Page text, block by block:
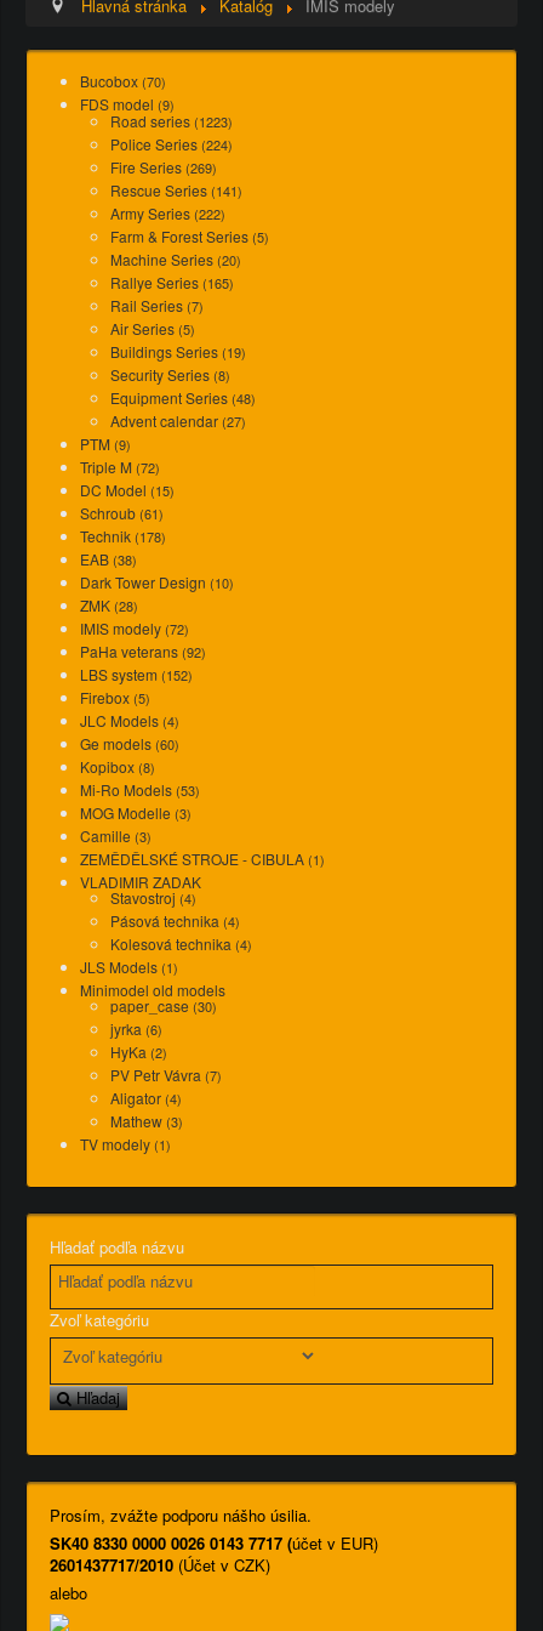
Hlavná stránka Katalóg IMIS modely
Bucobox (70)
FDS model (9)
Road series (1223)
Police Series (224)
Fire Series (269)
Rescue Series (141)
Army Series (222)
Farm & Forest Series (5)
Machine Series (20)
Rallye Series (165)
Rail Series (7)
Air Series (5)
Buildings Series (19)
Security Series (8)
Equipment Series (48)
Advent calendar (27)
PTM (9)
Triple M (72)
DC Model (15)
Schroub (61)
Technik (178)
EAB (38)
Dark Tower Design (10)
ZMK (28)
IMIS modely (72)
PaHa veterans (92)
LBS system (152)
Firebox (5)
JLC Models (4)
Ge models (60)
Kopibox (8)
Mi-Ro Models (53)
MOG Modelle (3)
Camille (3)
ZEMĚDĚLSKÉ STROJE - CIBULA (1)
VLADIMIR ZADAK
Stavostroj (4)
Pásová technika (4)
Kolesová technika (4)
JLS Models (1)
Minimodel old models
paper_case (30)
jyrka (6)
HyKa (2)
PV Petr Vávra (7)
Aligator (4)
Mathew (3)
TV modely (1)
Hľadať podľa názvu
Zvoľ kategóriu
Hľadaj
Prosím, zvážte podporu nášho úsilia.
SK40 8330 0000 0026 0143 7717 (účet v EUR)
2601437717/2010 (Účet v CZK)
alebo